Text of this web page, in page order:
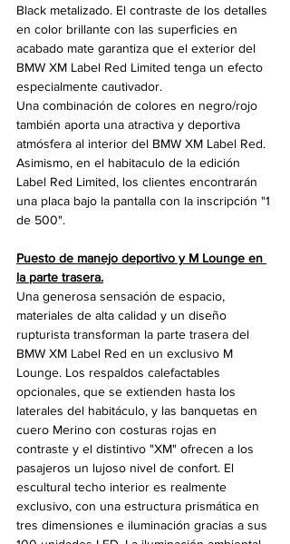
Black metalizado. El contraste de los detalles
en color brillante con las superficies en
acabado mate garantiza que el exterior del
BMW XM Label Red Limited tenga un efecto
especialmente cautivador.
Una combinación de colores en negro/rojo
también aporta una atractiva y deportiva
atmósfera al interior del BMW XM Label Red.
Asimismo, en el habitaculo de la edición
Label Red Limited, los clientes encontrarán
una placa bajo la pantalla con la inscripción "1
de 500".
Puesto de manejo deportivo y M Lounge en
la parte trasera.
Una generosa sensación de espacio,
materiales de alta calidad y un diseño
rupturista transforman la parte trasera del
BMW XM Label Red en un exclusivo M
Lounge. Los respaldos calefactables
opcionales, que se extienden hasta los
laterales del habitáculo, y las banquetas en
cuero Merino con costuras rojas en
contraste y el distintivo "XM" ofrecen a los
pasajeros un lujoso nivel de confort. El
escultural techo interior es realmente
exclusivo, con una estructura prismática en
tres dimensiones e iluminación gracias a sus